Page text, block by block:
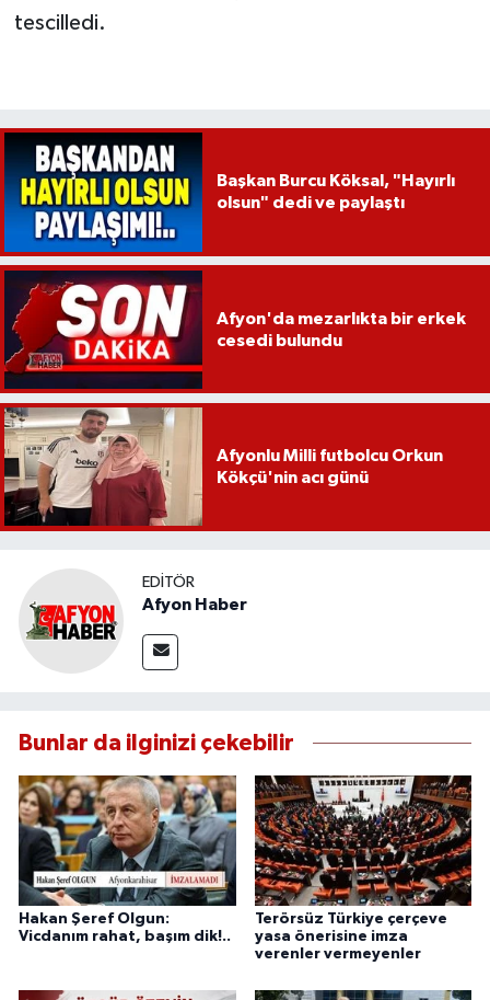
tescilledi.
Başkan Burcu Köksal, "Hayırlı
olsun" dedi ve paylaştı
Afyon'da mezarlıkta bir erkek
cesedi bulundu
Afyonlu Milli futbolcu Orkun
Kökçü'nin acı günü
EDITÖR
Afyon Haber
Bunlar da ilginizi çekebilir
Hakan Şeref Olgun:
Vicdanım rahat, başım dik!..
Terörsüz Türkiye çerçeve
yasa önerisine imza
verenler vermeyenler